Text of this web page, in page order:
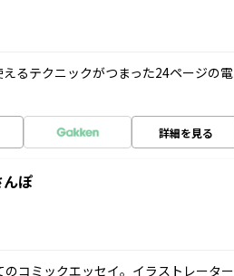
るテクニックがつまった24ページの電
詳細を見る
ぽ
コミックエッセイ。イラストレーター